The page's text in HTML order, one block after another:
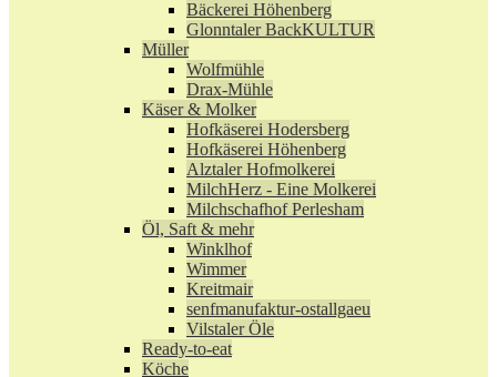
Bäckerei Höhenberg
Glonntaler BackKULTUR
Müller
Wolfmühle
Drax-Mühle
Käser & Molker
Hofkäserei Hodersberg
Hofkäserei Höhenberg
Alztaler Hofmolkerei
MilchHerz - Eine Molkerei
Milchschafhof Perlesham
Öl, Saft & mehr
Winklhof
Wimmer
Kreitmair
senfmanufaktur-ostallgaeu
Vilstaler Öle
Ready-to-eat
Köche